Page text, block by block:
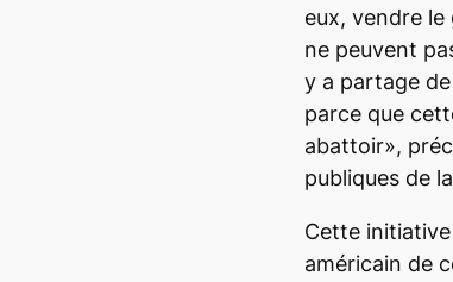
eux, vendre le
ne peuvent
y a partage
parce que
abattoir»,
publiques de
Cette
américain de